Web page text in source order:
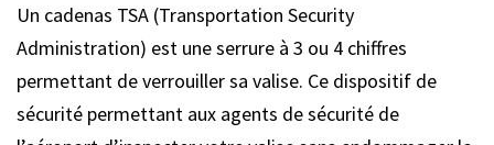
Un cadenas TSA (Transportation Security
Administration) est une serrure à 3 ou 4 chiffres
permettant de verrouiller sa valise. Ce dispositif de
sécurité permettant aux agents de sécurité de